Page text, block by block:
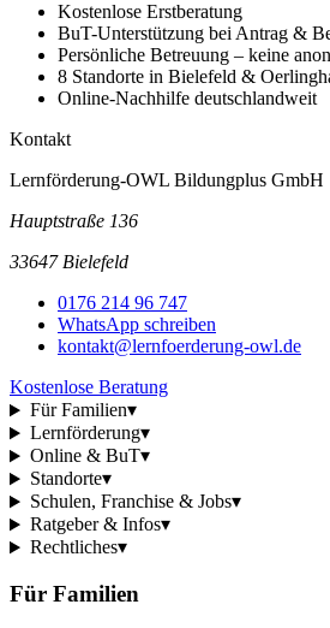
Kostenlose Erstberatung
BuT-Unterstützung bei Antrag &
Persönliche Betreuung – keine
8 Standorte in Bielefeld &
Online-Nachhilfe deutschlandweit
Kontakt
Lernförderung-OWL Bildungplus GmbH
Hauptstraße 136
33647 Bielefeld
0176 214 96 747
WhatsApp schreiben
kontakt@lernfoerderung-owl.de
Kostenlose Beratung
Für Familien▾
Lernförderung▾
Online & BuT▾
Standorte▾
Schulen, Franchise & Jobs▾
Ratgeber & Infos▾
Rechtliches▾
Für Familien